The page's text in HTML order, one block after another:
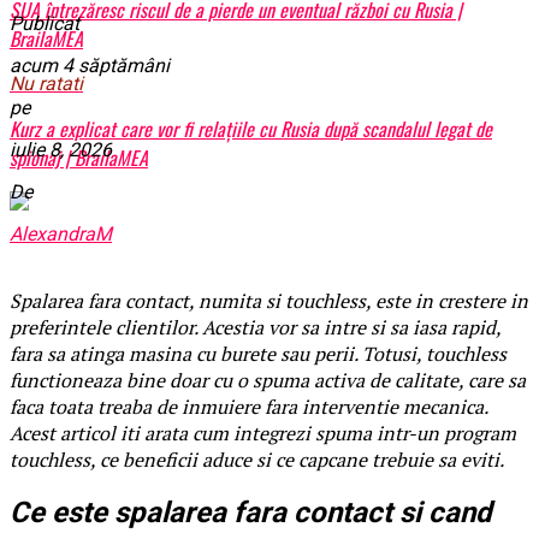
SUA întrezăresc riscul de a pierde un eventual război cu Rusia |
BrailaMEA
Nu ratati
Kurz a explicat care vor fi relațiile cu Rusia după scandalul legat de
spionaj | BrailaMEA
Publicat
acum 4 săptămâni
pe
iulie 8, 2026
De
AlexandraM
Spalarea fara contact, numita si touchless, este in crestere in
preferintele clientilor. Acestia vor sa intre si sa iasa rapid,
fara sa atinga masina cu burete sau perii. Totusi, touchless
functioneaza bine doar cu o spuma activa de calitate, care sa
faca toata treaba de inmuiere fara interventie mecanica.
Acest articol iti arata cum integrezi spuma intr-un program
touchless, ce beneficii aduce si ce capcane trebuie sa eviti.
Ce este spalarea fara contact si cand